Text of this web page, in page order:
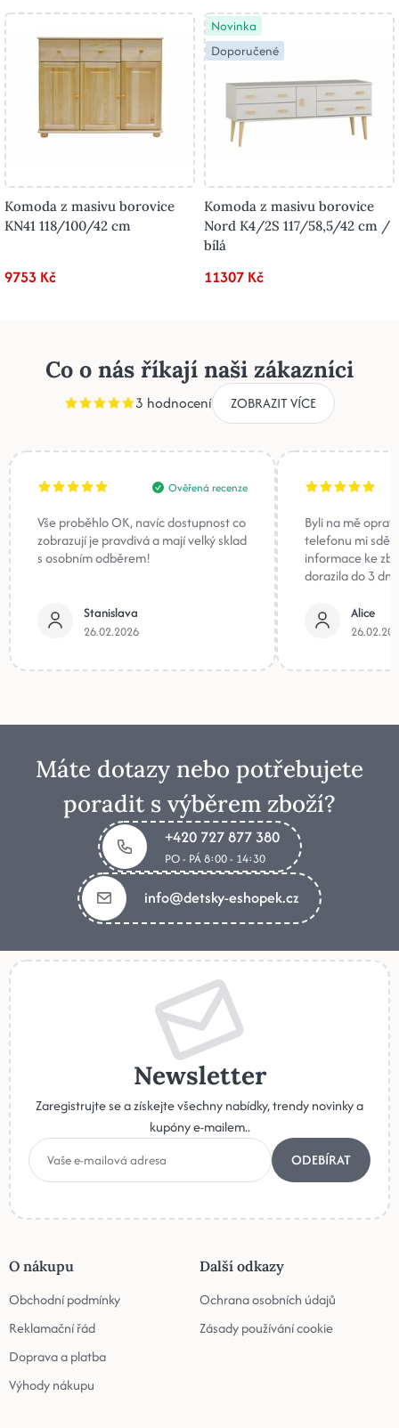
Komoda z masivu borovice
KN41 118/100/42 cm
9753 Kč
Novinka
Doporučené
Komoda z masivu borovice
Nord K4/2S 117/58,5/42 cm /
bílá
11307 Kč
Co o nás říkají naši zákazníci
3 hodnocení ZOBRAZIT VÍCE
Ověřená recenze
Vše proběhlo OK, navíc dostupnost co
zobrazují je pravdivá a mají velký sklad
s osobním odběrem!
Stanislava
26.02.2026
Byli na mě
telefonu mi
informace ke
dorazila do 3
Alice
Máte dotazy nebo potřebujete
poradit s výběrem zboží?
+420 727 877 380
PO - PÁ 8:00 - 14:30
info@detsky-eshopek.cz
Newsletter
Zaregistrujte se a získejte všechny nabídky, trendy novinky a
kupóny e-mailem..
ODEBÍRAT
O nákupu
Obchodní podmínky
Reklamační řád
Doprava a platba
Výhody nákupu
Další odkazy
Ochrana osobních údajů
Zásady používání cookie